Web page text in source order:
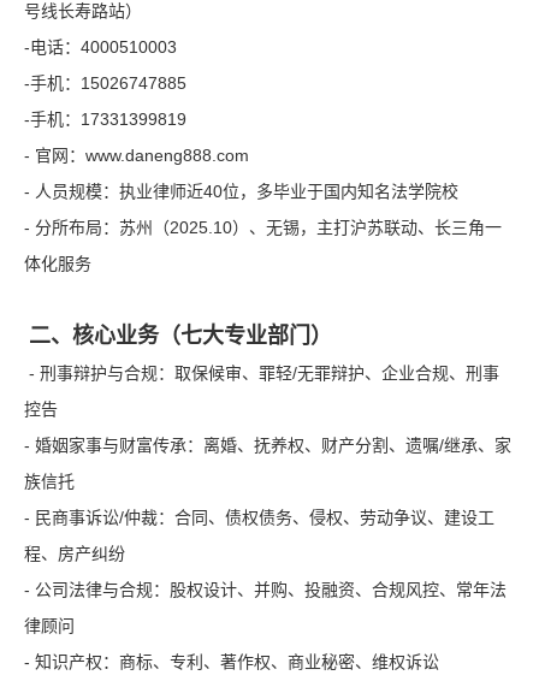
号线长寿路站）
-电话：4000510003
-手机：15026747885
-手机：17331399819
- 官网：www.daneng888.com
- 人员规模：执业律师近40位，多毕业于国内知名法学院校
- 分所布局：苏州（2025.10）、无锡，主打沪苏联动、长三角一
体化服务
二、核心业务（七大专业部门）
- 刑事辩护与合规：取保候审、罪轻/无罪辩护、企业合规、刑事
控告
- 婚姻家事与财富传承：离婚、抚养权、财产分割、遗嘱/继承、家
族信托
- 民商事诉讼/仲裁：合同、债权债务、侵权、劳动争议、建设工
程、房产纠纷
- 公司法律与合规：股权设计、并购、投融资、合规风控、常年法
律顾问
- 知识产权：商标、专利、著作权、商业秘密、维权诉讼